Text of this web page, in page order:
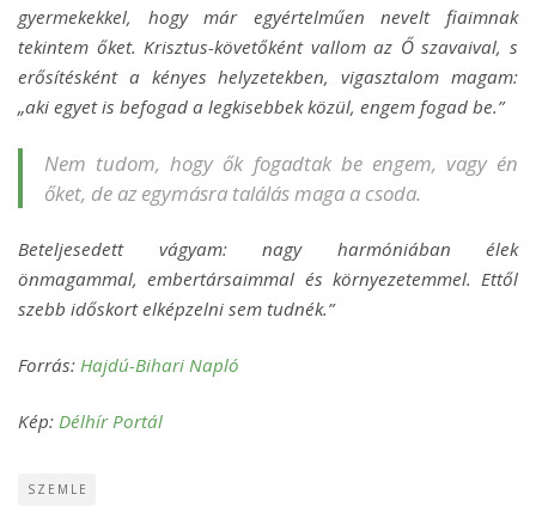
gyermekekkel, hogy már egyértelműen nevelt fiaimnak
tekintem őket. Krisztus-követőként vallom az Ő szavaival, s
erősítésként a kényes helyzetekben, vigasztalom magam:
„aki egyet is befogad a legkisebbek közül, engem fogad be.”
Nem tudom, hogy ők fogadtak be engem, vagy én
őket, de az egymásra találás maga a csoda.
Beteljesedett vágyam: nagy harmóniában élek
önmagammal, embertársaimmal és környezetemmel. Ettől
szebb időskort elképzelni sem tudnék.”
Forrás: Hajdú-Bihari Napló
Kép: Délhír Portál
SZEMLE